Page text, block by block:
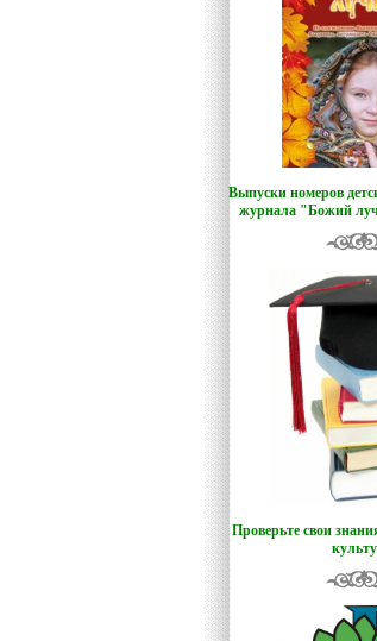
Выпуски номеров
журнала "Божий
Проверьте свои